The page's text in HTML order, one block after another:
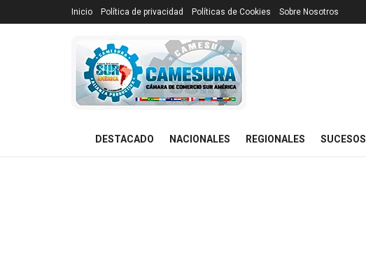
Inicio Política de privacidad Políticas de Cookies Sobre Nosotros
DESTACADO NACIONALES REGIONALES SUCESOS